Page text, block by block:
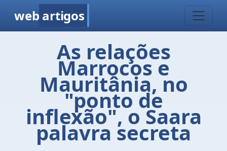
web artigos
As relações
Marrocos e
Mauritânia, no
"ponto de
inflexão", o Saara
palavra secreta